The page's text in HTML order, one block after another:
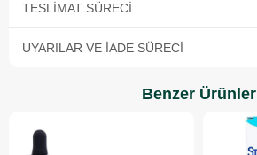
TESLIMAT SÜRECI
UYARILAR VE İADE SÜRECI
Benzer Ürünler